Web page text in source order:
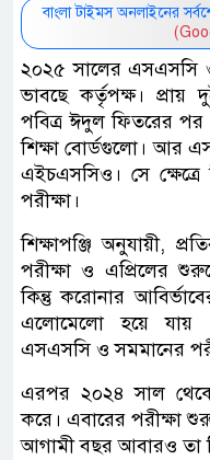
বাংলা টাইমস অনলাইনের
২০২৫ সালের এসএসসি
ভাবছে কর্তৃপক্ষ। প্রায়
পবিত্র ঈদুল ফিতরের পর
শিক্ষা বোর্ডগুলো। আর
এইচএসসিও। সে
পরীক্ষা।
শিক্ষাপঞ্জি অনুযায়ী,
পরীক্ষা ও এপ্রিলের
কিন্তু করোনার
এলোমেলো হয়ে যায়
এসএসসি ও সমমানের
এরপর ২০২৪ সাল থেকে
করে। এবারের পরীক্ষা
আগামী বছর আবারও তা